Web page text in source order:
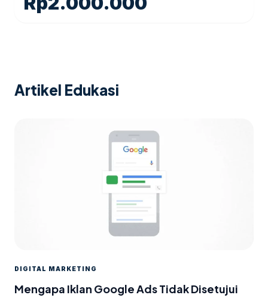
Artikel Edukasi
DIGITAL MARKETING
Mengapa Iklan Google Ads Tidak Disetujui